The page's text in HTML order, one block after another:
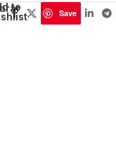
to
Save